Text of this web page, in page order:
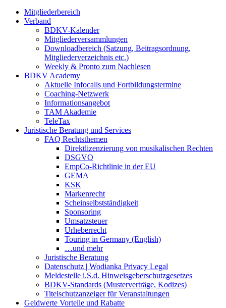
Mitgliederbereich
Verband
BDKV-Kalender
Mitgliederversammlungen
Downloadbereich (Satzung, Beitragsordnung,
Mitgliederverzeichnis etc.)
Weekly & Pronto zum Nachlesen
BDKV Academy
Aktuelle Infocalls und Fortbildungstermine
Coaching-Netzwerk
Informationsangebot
TAM Akademie
TeleTax
Juristische Beratung und Services
FAQ Rechtsthemen
Direktlizenzierung von musikalischen Rechten
DSGVO
EmpCo-Richtlinie in der EU
GEMA
KSK
Markenrecht
Scheinselbstständigkeit
Sponsoring
Umsatzsteuer
Urheberrecht
Touring in Germany (English)
…und mehr
Juristische Beratung
Datenschutz | Wodianka Privacy Legal
Meldestelle i.S.d. Hinweisgeberschutzgesetzes
BDKV-Standards (Musterverträge, Kodizes)
Titelschutzanzeiger für Veranstaltungen
Geldwerte Vorteile und Rabatte